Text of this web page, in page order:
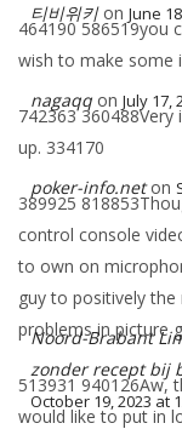
티비위키 on June
464190 586519you
wish to make some
nagaqq on July 17,
742363
up. 334170
poker-info.net on
389925
control console
to own on
guy to positively
problems in picture
Noord-Brabant
zonder recept bij
October 19, 2023 at
513931 940126Aw,
would like to put in